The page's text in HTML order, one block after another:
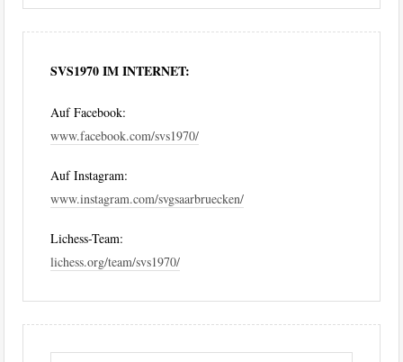
SVS1970 IM INTERNET:
Auf Facebook:
www.facebook.com/svs1970/
Auf Instagram:
www.instagram.com/svgsaarbruecken/
Lichess-Team:
lichess.org/team/svs1970/